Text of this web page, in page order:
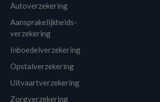
Autoverzekering
Aansprakelijkheids-
verzekering
Inboedelverzekering
Opstalverzekering
Uitvaartverzekering
Zorgverzekering